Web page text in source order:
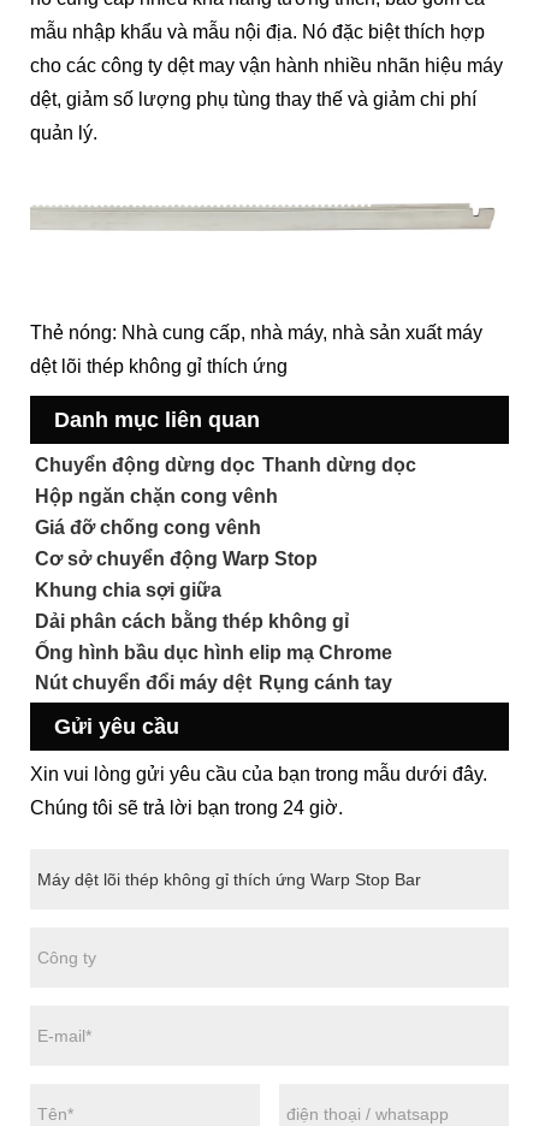
mẫu nhập khẩu và mẫu nội địa. Nó đặc biệt thích hợp
cho các công ty dệt may vận hành nhiều nhãn hiệu máy
dệt, giảm số lượng phụ tùng thay thế và giảm chi phí
quản lý.
Thẻ nóng: Nhà cung cấp, nhà máy, nhà sản xuất máy
dệt lõi thép không gỉ thích ứng
Danh mục liên quan
Chuyển động dừng dọc Thanh dừng dọc
Hộp ngăn chặn cong vênh
Giá đỡ chống cong vênh
Cơ sở chuyển động Warp Stop
Khung chia sợi giữa
Dải phân cách bằng thép không gỉ
Ống hình bầu dục hình elip mạ Chrome
Nút chuyển đổi máy dệt Rụng cánh tay
Gửi yêu cầu
Xin vui lòng gửi yêu cầu của bạn trong mẫu dưới đây.
Chúng tôi sẽ trả lời bạn trong 24 giờ.